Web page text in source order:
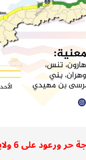
ورعود على 6 ولايات